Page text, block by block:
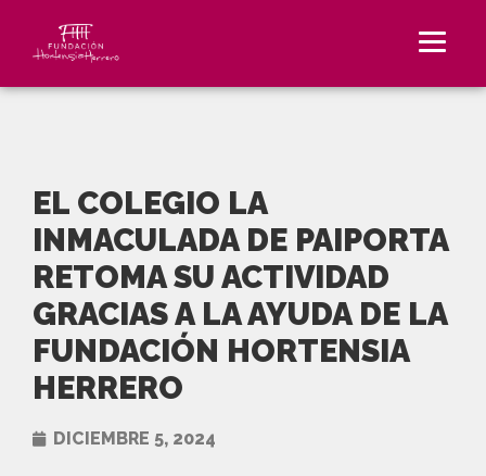
EL COLEGIO LA
INMACULADA DE PAIPORTA
RETOMA SU ACTIVIDAD
GRACIAS A LA AYUDA DE LA
FUNDACIÓN HORTENSIA
HERRERO
DICIEMBRE 5, 2024